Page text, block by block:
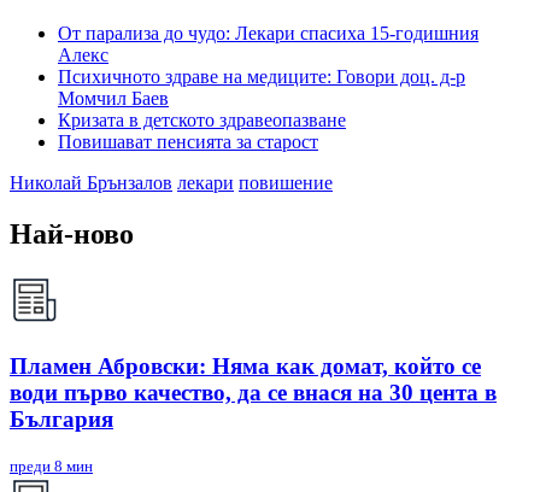
От парализа до чудо: Лекари спасиха 15-годишния
Алекс
Психичното здраве на медиците: Говори доц. д-р
Момчил Баев
Кризата в детското здравеопазване
Повишават пенсията за старост
Николай Брънзалов лекари повишение
Най-ново
Пламен Абровски: Няма как домат, който се
води първо качество, да се внася на 30 цента в
България
преди 8 мин